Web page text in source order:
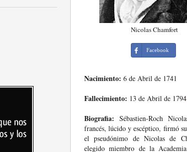
Nicolas Chamfort
Facebook
Nacimiento: 6 de Abril de 1741
Fallecimiento: 13 de Abril de 1794
Biografia: Sébastien-Roch
francés, lúcido y escéptico, firmó
el pseudónimo de Nicolas de
elegido miembro de la